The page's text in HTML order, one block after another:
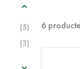
(5)
(3)
6